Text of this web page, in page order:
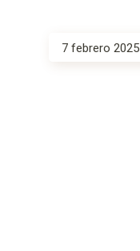
7 febrero 2025